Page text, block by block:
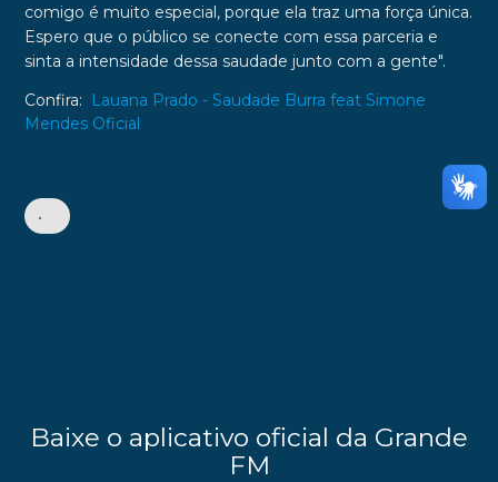
comigo é muito especial, porque ela traz uma força única.
Espero que o público se conecte com essa parceria e
sinta a intensidade dessa saudade junto com a gente".
Confira:
Lauana Prado - Saudade Burra feat Simone
Mendes Oficial
•
Baixe o aplicativo oficial da Grande
FM